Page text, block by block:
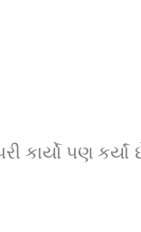
કાર્યો પણ